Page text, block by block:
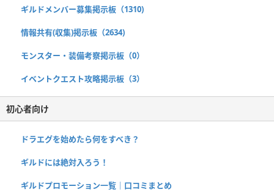
ギルドメンバー募集掲示板（1310)
情報共有(収集)掲示板（2634)
モンスター・装備考察掲示板（0）
イベントクエスト攻略掲示板（3）
初心者向け
ドラエグを始めたら何をすべき？
ギルドには絶対入ろう！
ギルドプロモーション一覧｜口コミまとめ